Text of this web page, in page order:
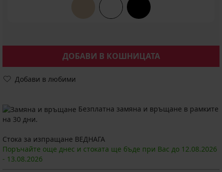
ДОБАВИ В КОШНИЦАТА
Добави в любими
Безплатна замяна и връщане в рамките
на 30 дни.
Стока за изпращане ВЕДНАГА
Поръчайте още днес и стоката ще бъде при Вас до 12.08.2026
- 13.08.2026